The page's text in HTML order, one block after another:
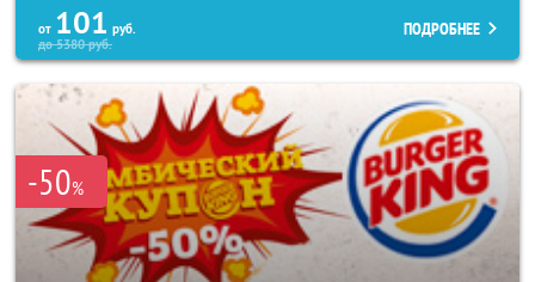
от 101 руб.
до5380руб.
ПОДРОБНЕЕ
-50%